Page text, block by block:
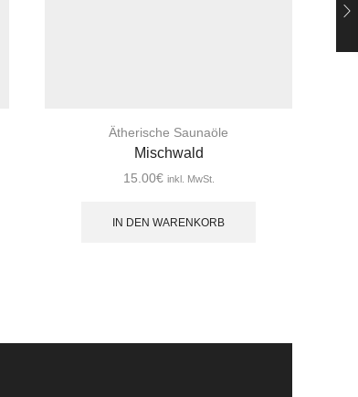
Ätherische Saunaöle
Mischwald
15.00€ inkl. MwSt.
IN DEN WARENKORB